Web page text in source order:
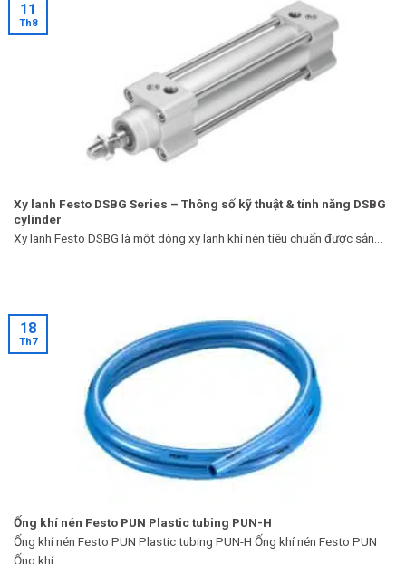
Xy lanh Festo DSBG Series – Thông số kỹ thuật & tính năng DSBG
cylinder
Xy lanh Festo DSBG là một dòng xy lanh khí nén tiêu chuẩn được sản...
11
Th8
Ống khí nén Festo PUN Plastic tubing PUN-H
Ống khí nén Festo PUN Plastic tubing PUN-H Ống khí nén Festo PUN
Ống khí...
18
Th7